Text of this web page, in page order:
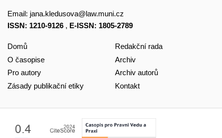
Email: jana.kledusova@law.muni.cz
ISSN: 1210-9126 , E-ISSN: 1805-2789
Domů
O časopise
Pro autory
Zásady publikační etiky
Redakční rada
Archiv
Archiv autorů
Kontakt